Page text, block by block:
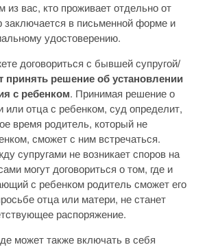
из вас, кто проживает отдельно от
заключается в письменной форме и
удостоверению.
договориться с бывшей супругой/
принять решение об установлении
с ребенком. Принимая решение о
или отца с ребенком, суд определит,
время родитель, который не
сможет с ним встречаться.
супругами не возникает споров на
могут договориться о том, где и
с ребенком родитель сможет его
отца или матери, не станет
распоряжение.
может также включать в себя